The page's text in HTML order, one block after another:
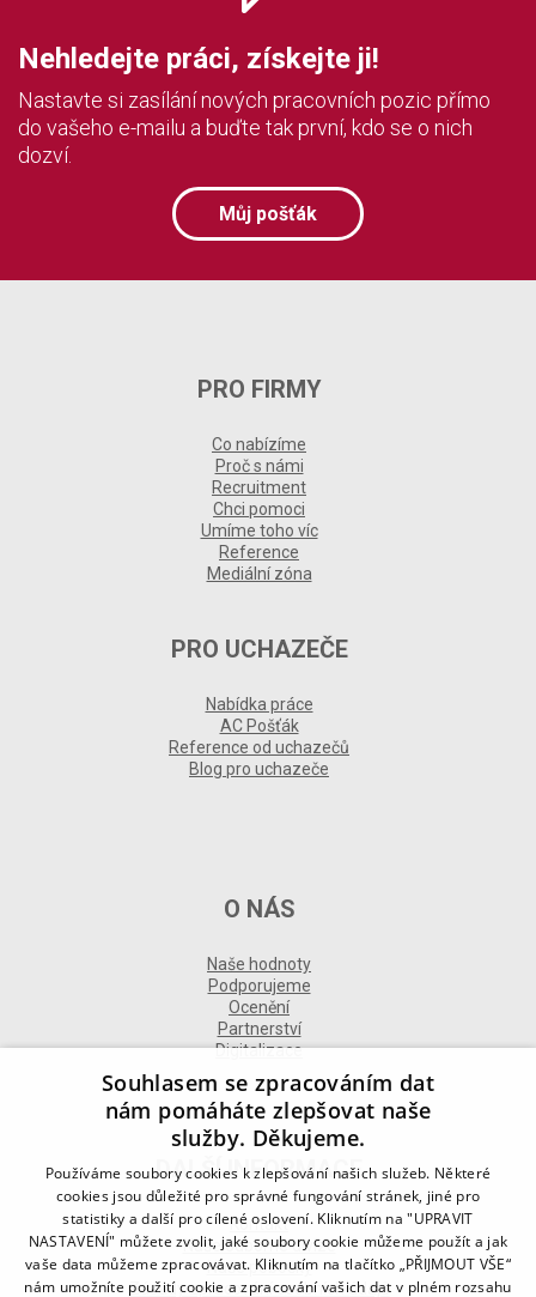
Nehledejte práci, získejte ji!
Nastavte si zasílání nových pracovních pozic přímo
do vašeho e-mailu a buďte tak první, kdo se o nich
dozví.
Můj pošťák
PRO FIRMY
Co nabízíme
Proč s námi
Recruitment
Chci pomoci
Umíme toho víc
Reference
Mediální zóna
PRO UCHAZEČE
Nabídka práce
AC Pošťák
Reference od uchazečů
Blog pro uchazeče
O NÁS
Naše hodnoty
Podporujeme
Ocenění
Partnerství
Digitalizace
DALŠÍ INFORMACE
Kontakt
Naše odborné divize
Naše pobočky
Zásady zpracování osobních údajů
Souhlasem se zpracováním dat
nám pomáháte zlepšovat naše
služby. Děkujeme.
Používáme soubory cookies k zlepšování našich služeb. Některé
cookies jsou důležité pro správné fungování stránek, jiné pro
statistiky a další pro cílené oslovení. Kliknutím na "UPRAVIT
NASTAVENÍ" můžete zvolit, jaké soubory cookie můžeme použít a jak
vaše data můžeme zpracovávat. Kliknutím na tlačítko „PŘIJMOUT VŠE“
nám umožníte použití cookie a zpracování vašich dat v plném rozsahu